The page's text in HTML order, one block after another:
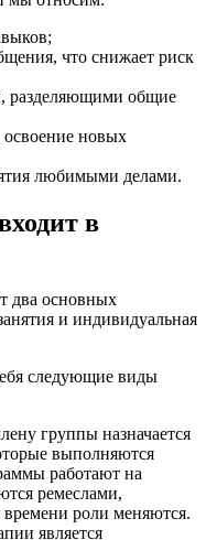
что снижает риск
разделяющими общие
новых
любимыми делами.
в
два основных
и индивидуальная
следующие виды
группы назначается
выполняются
работают на
ремеслами,
времени роли меняются.
является